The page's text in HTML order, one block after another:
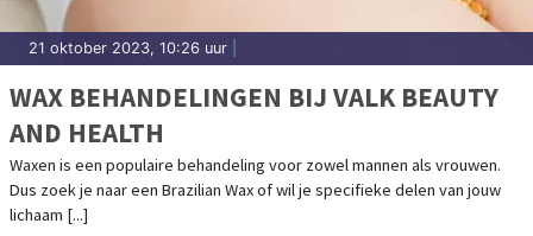
21 oktober 2023, 10:26 uur
WAX BEHANDELINGEN BIJ VALK BEAUTY
AND HEALTH
Waxen is een populaire behandeling voor zowel mannen als vrouwen.
Dus zoek je naar een Brazilian Wax of wil je specifieke delen van jouw
lichaam [...]